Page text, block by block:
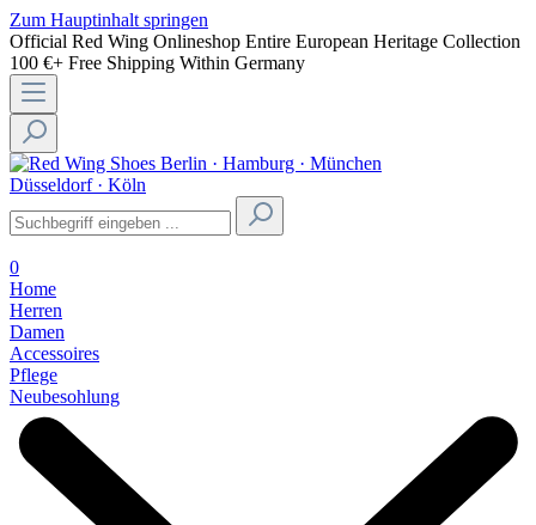
Zum Hauptinhalt springen
Official Red Wing Onlineshop Entire European Heritage Collection
100 €+ Free Shipping Within Germany
Berlin · Hamburg · München
Düsseldorf · Köln
0
Home
Herren
Damen
Accessoires
Pflege
Neubesohlung